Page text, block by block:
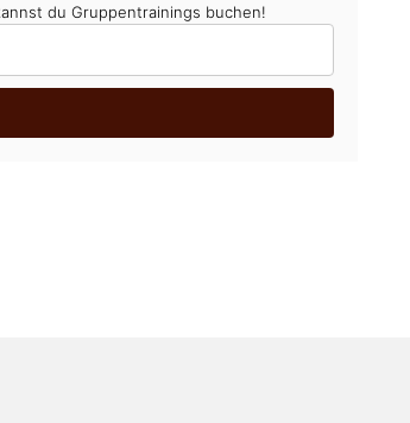
du Gruppentrainings buchen!